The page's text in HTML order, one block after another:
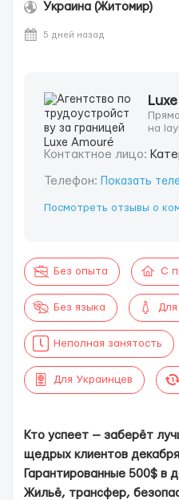
Украина (Житомир)
5 дней назад
на
Контактное лицо:
Телефон: Показать
Посмотреть отзывы о
Без опыта С
Без языка
Неполная занятость
Для Украинцев
Кто успеет — заберёт
щедрых клиентов
Гарантированные 500$ в
Жильё, трансфер,